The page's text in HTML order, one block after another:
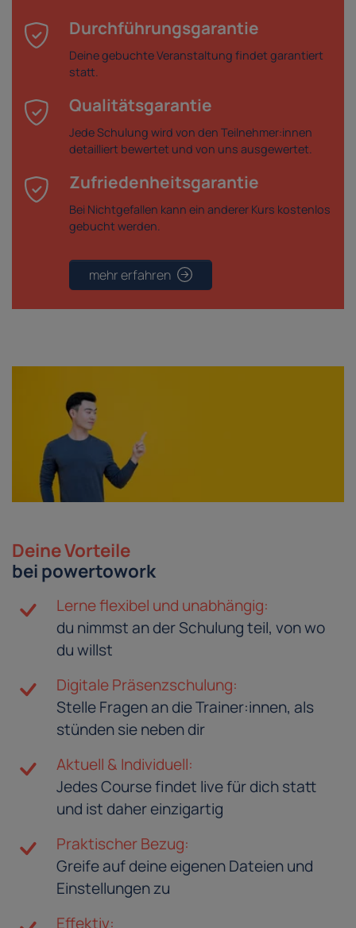
Durchführungsgarantie
Deine gebuchte Veranstaltung findet garantiert
statt.
Qualitätsgarantie
Jede Schulung wird von den Teilnehmer:innen
detailliert bewertet und von uns ausgewertet.
Zufriedenheitsgarantie
Bei Nichtgefallen kann ein anderer Kurs kostenlos
gebucht werden.
mehr erfahren
Deine Vorteile
bei powertowork
Lerne flexibel und unabhängig:
du nimmst an der Schulung teil, von wo
du willst
Digitale Präsenzschulung:
Stelle Fragen an die Trainer:innen, als
stünden sie neben dir
Aktuell & Individuell:
Jedes Course findet live für dich statt
und ist daher einzigartig
Praktischer Bezug:
Greife auf deine eigenen Dateien und
Einstellungen zu
Effektiv: